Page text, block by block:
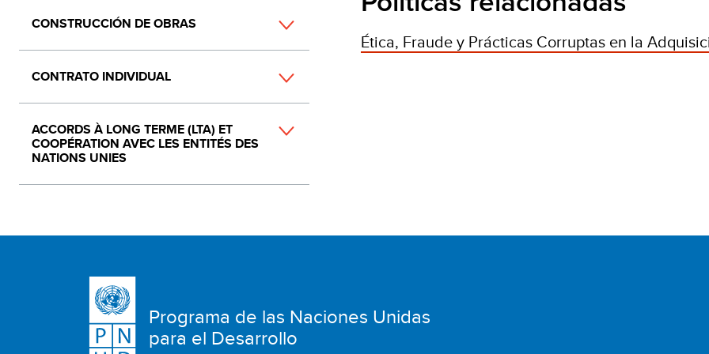
CONSTRUCCIÓN DE OBRAS
CONTRATO INDIVIDUAL
ACCORDS À LONG TERME (LTA) ET
COOPÉRATION AVEC LES ENTITÉS DES
NATIONS UNIES
Ética, Fraude y Prácticas Corruptas en la
Programa de las Naciones Unidas
para el Desarrollo